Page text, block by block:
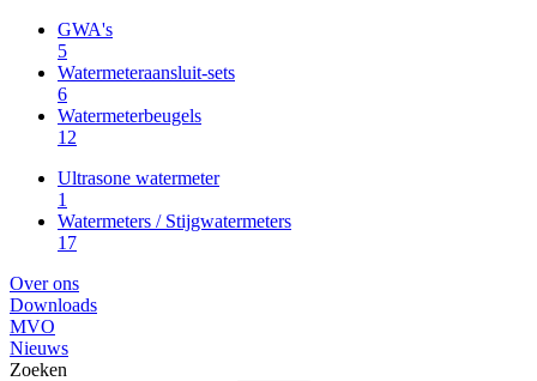
GWA's
5
Watermeteraansluit-sets
6
Watermeterbeugels
12
Ultrasone watermeter
1
Watermeters / Stijgwatermeters
17
Over ons
Downloads
MVO
Nieuws
Zoeken